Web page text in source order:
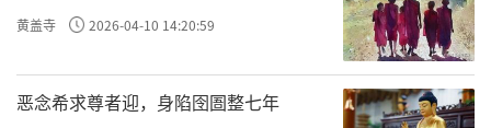
黄盖寺 2026-04-10 14:20:59
恶念希求尊者迎，身陷囹圄整七年